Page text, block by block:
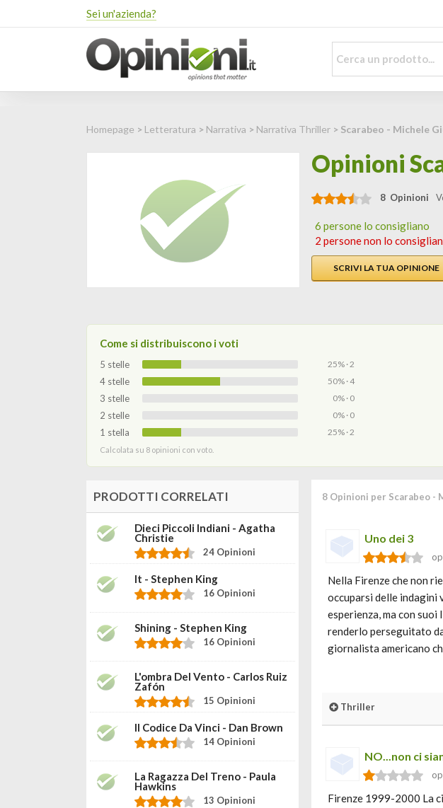
Sei un'azienda?
Homepage > Letteratura > Narrativa > Narrativa Thriller > Scarabeo - Michele
Opinioni
8 Opinioni
6 persone lo consigliano
2 persone non lo
SCRIVI LA TUA OPINIONE
Come si distribuiscono i voti
5 stelle 25% · 2
4 stelle 50% · 4
3 stelle 0% · 0
2 stelle 0% · 0
1 stella 25% · 2
Calcolata su 8 opinioni con voto.
8 Opinioni per Scarabeo -
Uno dei 3
Nella Firenze che non
occuparsi delle indagini
esperienza, ma con
renderlo perseguitato
giornalista americano
Thriller
NO...non ci
Firenze 1999-2000 La
PRODOTTI CORRELATI
Dieci Piccoli Indiani - Agatha
Christie
24 Opinioni
It - Stephen King
16 Opinioni
Shining - Stephen King
16 Opinioni
L'ombra Del Vento - Carlos Ruiz
Zafón
15 Opinioni
Il Codice Da Vinci - Dan Brown
14 Opinioni
La Ragazza Del Treno - Paula
Hawkins
13 Opinioni